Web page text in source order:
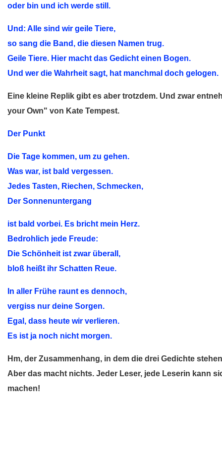
oder bin und ich werde still.
Und: Alle sind wir geile Tiere,
so sang die Band, die diesen Namen trug.
Geile Tiere. Hier macht das Gedicht einen Bogen.
Und wer die Wahrheit sagt, hat manchmal doch gelogen.
Eine kleine Replik gibt es aber trotzdem. Und zwar
your Own" von Kate Tempest.
Der Punkt
Die Tage kommen, um zu gehen.
Was war, ist bald vergessen.
Jedes Tasten, Riechen, Schmecken,
Der Sonnenuntergang
ist bald vorbei. Es bricht mein Herz.
Bedrohlich jede Freude:
Die Schönheit ist zwar überall,
bloß heißt ihr Schatten Reue.
In aller Frühe raunt es dennoch,
vergiss nur deine Sorgen.
Egal, dass heute wir verlieren.
Es ist ja noch nicht morgen.
Hm, der Zusammenhang, in dem die drei Gedichte
Aber das macht nichts. Jeder Leser, jede Leserin kann
machen!